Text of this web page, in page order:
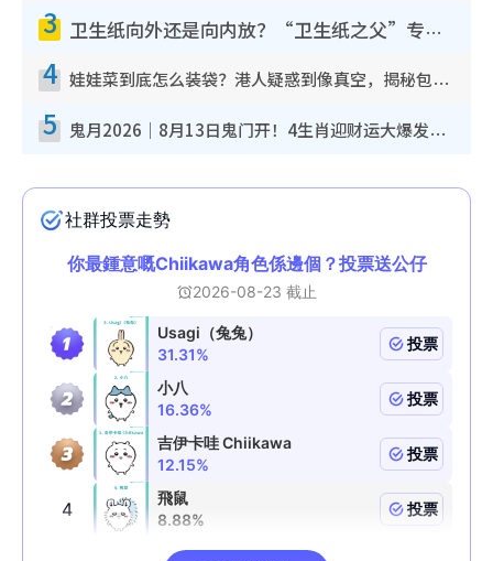
3 卫生纸向外还是向内放？“卫生纸之父”专利图曝光！官方揭正确摆法：放错易贴墙滋生细菌！
4 娃娃菜到底怎么装袋？港人疑惑到像真空，揭秘包装过程全靠1招：血汗钱不好赚
5 鬼月2026｜8月13日鬼门开！4生肖迎财运大爆发！专家：属Ｏ好手气 宜买六合彩